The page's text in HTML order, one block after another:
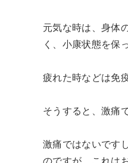
元気な時は、身体
く、小康状態を保
疲れた時などは免
そうすると、激痛
激痛ではないです
のですが、これは